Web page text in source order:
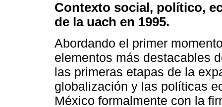
Contexto social, político,
de la uach en 1995.
Abordando el primer
elementos más destacables
las primeras etapas de la
globalización y las políticas
México formalmente con la